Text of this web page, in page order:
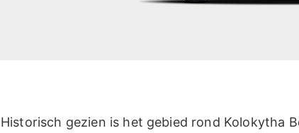
Historisch gezien is het gebied rond Kolokytha